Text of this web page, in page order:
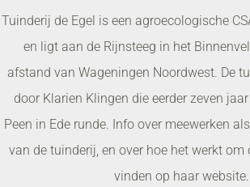
Tuinderij de Egel is een agroecologische
en ligt aan de Rijnsteeg in het
afstand van Wageningen Noordwest. De
door Klarien Klingen die eerder zeven
Peen in Ede runde. Info over meewerken
van de tuinderij, en over hoe het werkt om
vinden op haar website.